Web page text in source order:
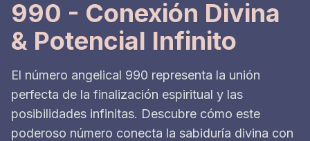
990 - Conexión Divina
& Potencial Infinito
El número angelical 990 representa la unión
perfecta de la finalización espiritual y las
posibilidades infinitas. Descubre cómo este
poderoso número conecta la sabiduría divina con